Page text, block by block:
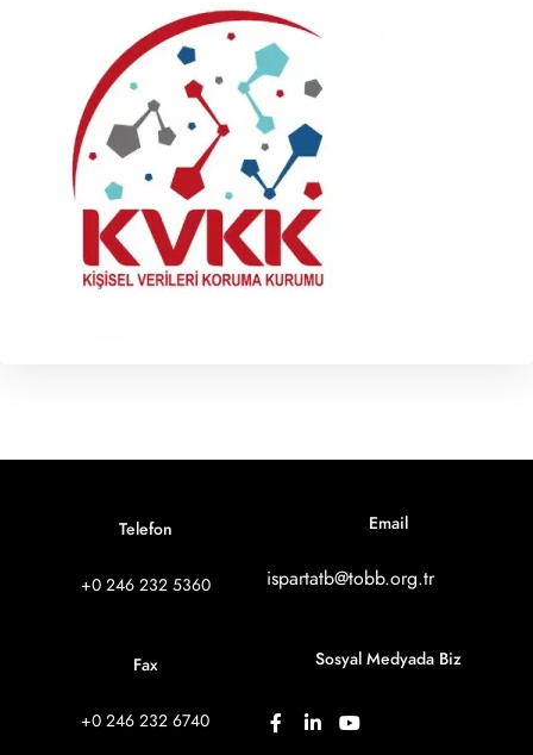
Telefon
+0 246 232 5360
Fax
+0 246 232 6740
Email
ispartatb@tobb.org.tr
Sosyal Medyada Biz